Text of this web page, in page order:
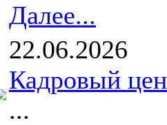
Далее...
22.06.2026
Кадровый
...